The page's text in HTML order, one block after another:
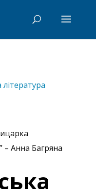
література
– Анна Багряна